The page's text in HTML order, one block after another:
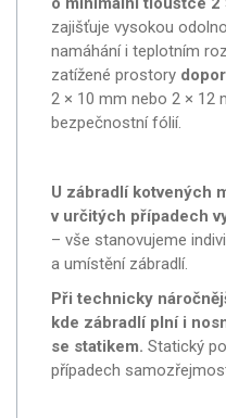
zajišťuje vysokou
namáhání i teplotním
zatížené prostory
2 × 10 mm nebo 2 × 12
bezpečnostní fólií.
U zábradlí kotvených
v určitých případech
– vše stanovujeme
a umístění zábradlí.
Při technicky
kde zábradlí plní i
se statikem. Statický
případech